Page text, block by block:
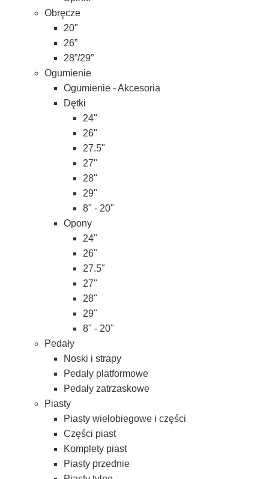
Obręcze
20"
26”
28”/29”
Ogumienie
Ogumienie - Akcesoria
Dętki
24"
26"
27.5"
27"
28"
29"
8" - 20"
Opony
24"
26"
27.5"
27"
28"
29"
8" - 20"
Pedały
Noski i strapy
Pedały platformowe
Pedały zatrzaskowe
Piasty
Piasty wielobiegowe i części
Części piast
Komplety piast
Piasty przednie